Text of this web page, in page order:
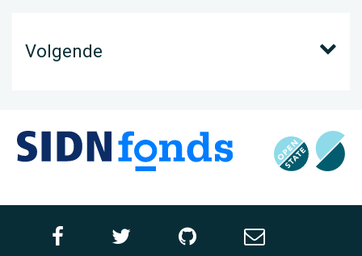
Volgende